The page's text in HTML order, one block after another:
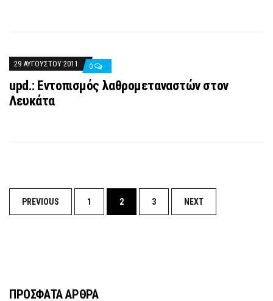
29 ΑΥΓΟΎΣΤΟΥ 2011 0
upd.: Εντοπισμός λαθρομεταναστών στον
Λευκάτα
Posts
navigation
PREVIOUS 1 2 3 NEXT
ΠΡΟΣΦΑΤΑ ΑΡΘΡΑ